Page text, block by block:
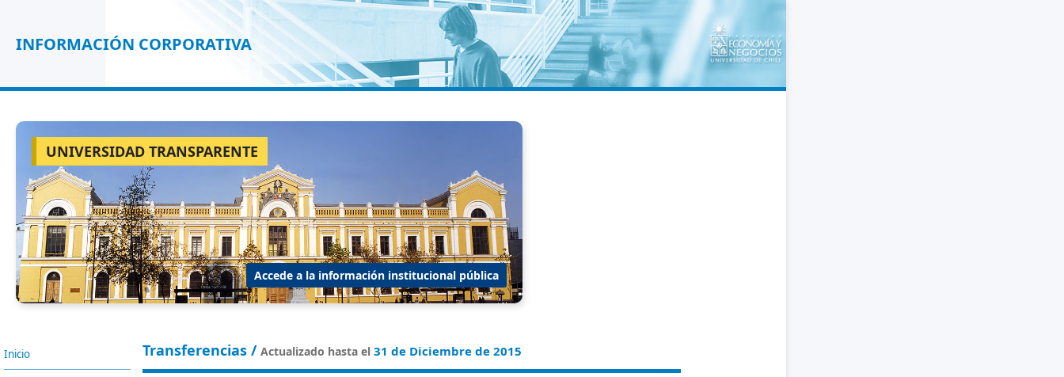
INFORMACIÓN CORPORATIVA
UNIVERSIDAD TRANSPARENTE
Accede a la información institucional pública
Inicio Transferencias / Actualizado hasta el 31 de Diciembre de 2015